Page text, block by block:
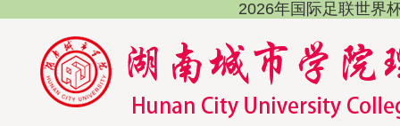
2026年国际足联世界